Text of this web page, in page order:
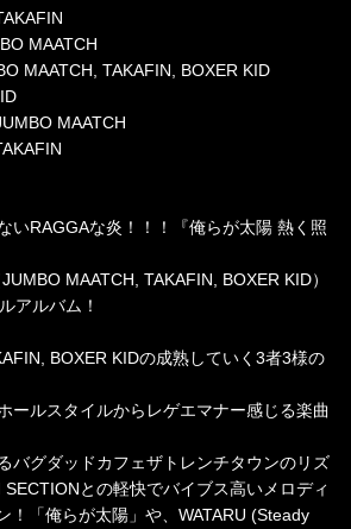
MAATCH
MAATCH, TAKAFIN, BOXER KID
MAATCH
いRAGGAな炎！！！『俺らが太陽 熱く照
MAATCH, TAKAFIN, BOXER KID）
アルバム！
BOXER KIDの成熟していく3者3様の
ールスタイルからレゲエマナー感じる楽曲
バグダッドカフェザトレンチタウンのリズ
との軽快でバイブス高いメロディ
！「俺らが太陽」や、WATARU (Steady